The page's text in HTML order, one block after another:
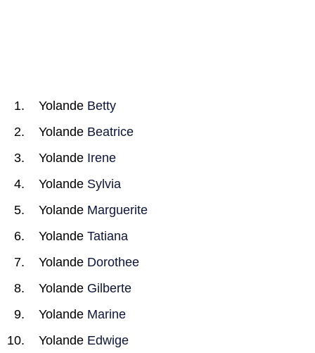
Yolande Betty
Yolande Beatrice
Yolande Irene
Yolande Sylvia
Yolande Marguerite
Yolande Tatiana
Yolande Dorothee
Yolande Gilberte
Yolande Marine
Yolande Edwige